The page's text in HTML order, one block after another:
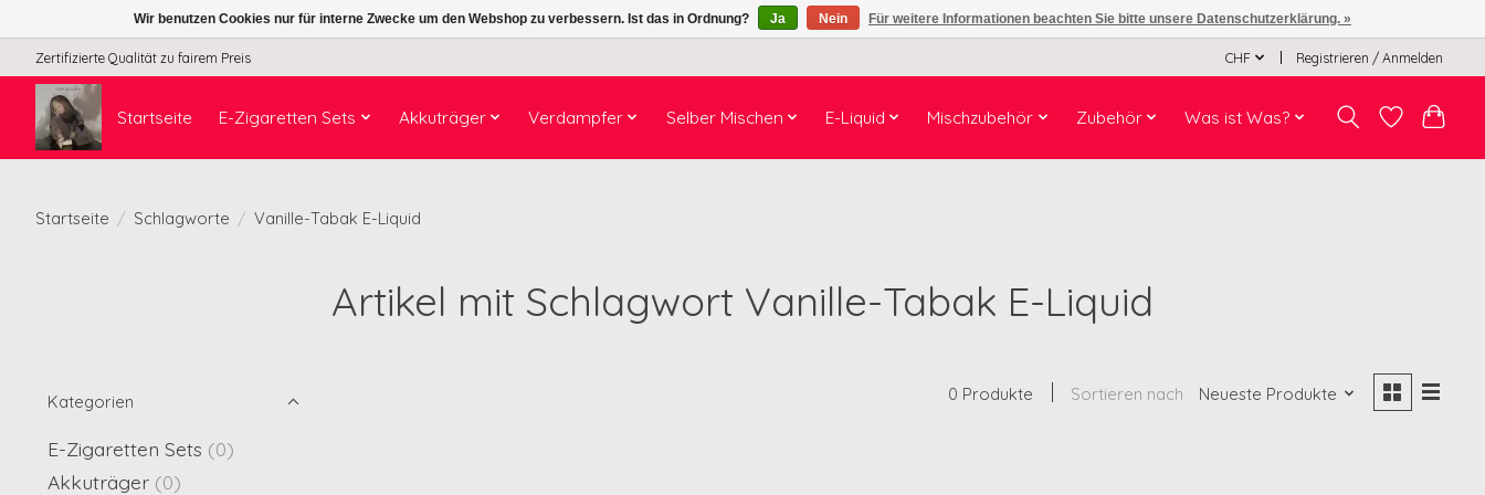
Zertifizierte Qualität zu fairem Preis CHF Registrieren / Anmelden
Startseite E-Zigaretten Sets Akkuträger Verdampfer Selber Mischen E-Liquid Mischzubehör Zubehör Was ist Was?
Startseite / Schlagworte / Vanille-Tabak E-Liquid
Artikel mit Schlagwort Vanille-Tabak E-Liquid
Kategorien
E-Zigaretten Sets (0)
Akkuträger (0)
0 Produkte Sortieren nach Neueste Produkte
Wir benutzen Cookies nur für interne Zwecke um den Webshop zu verbessern. Ist das in Ordnung? Ja Nein Für weitere Informationen beachten Sie bitte unsere Datenschutzerklärung. »